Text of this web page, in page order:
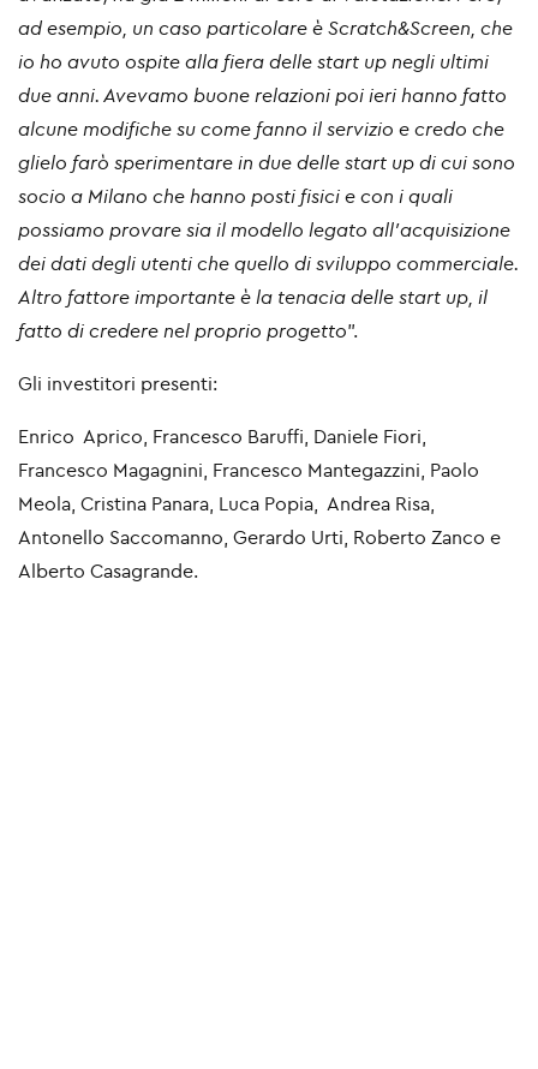
ad esempio, un caso particolare è Scratch&Screen, che
io ho avuto ospite alla fiera delle start up negli ultimi
due anni. Avevamo buone relazioni poi ieri hanno fatto
alcune modifiche su come fanno il servizio e credo che
glielo farò sperimentare in due delle start up di cui sono
socio a Milano che hanno posti fisici e con i quali
possiamo provare sia il modello legato all'acquisizione
dei dati degli utenti che quello di sviluppo commerciale.
Altro fattore importante è la tenacia delle start up, il
fatto di credere nel proprio progetto”.
Gli investitori presenti:
Enrico Aprico, Francesco Baruffi, Daniele Fiori,
Francesco Magagnini, Francesco Mantegazzini, Paolo
Meola, Cristina Panara, Luca Popia, Andrea Risa,
Antonello Saccomanno, Gerardo Urti, Roberto Zanco e
Alberto Casagrande.